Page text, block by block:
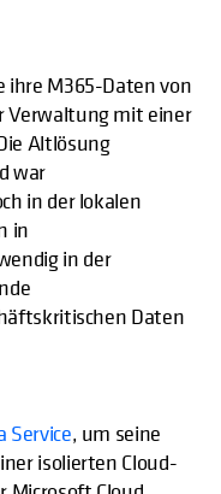
ihre M365-Daten von
Verwaltung mit einer
Altlösung
war
in der lokalen
in
in der
Daten
Service, um seine
isolierten Cloud-